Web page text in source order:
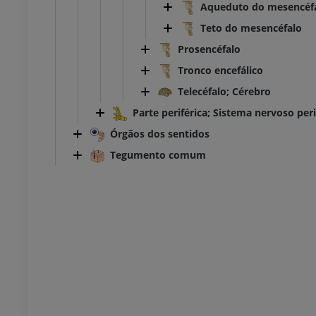
Aqueduto do
Teto do mesencéfalo
Prosencéfalo
Tronco encefálico
Telecéfalo; Cérebro
Parte periférica; Sistema nervoso
Órgãos dos sentidos
Tegumento comum